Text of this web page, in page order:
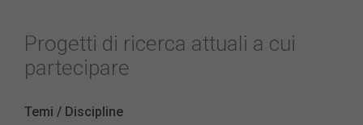
Progetti di ricerca attuali a cui
partecipare
Temi / Discipline